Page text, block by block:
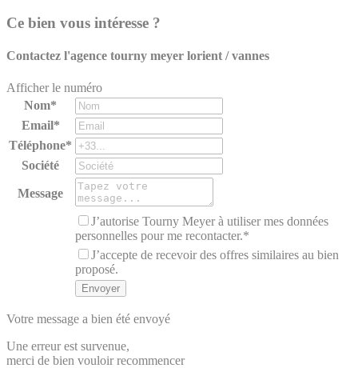
Ce bien vous intéresse ?
Contactez l'agence tourny meyer lorient / vannes
Afficher le numéro
Nom*
Email*
Téléphone*
Société
Message
J’autorise Tourny Meyer à utiliser mes données
personnelles pour me recontacter.*
J’accepte de recevoir des offres similaires au bien
proposé.
Votre message a bien été envoyé
Une erreur est survenue,
merci de bien vouloir recommencer